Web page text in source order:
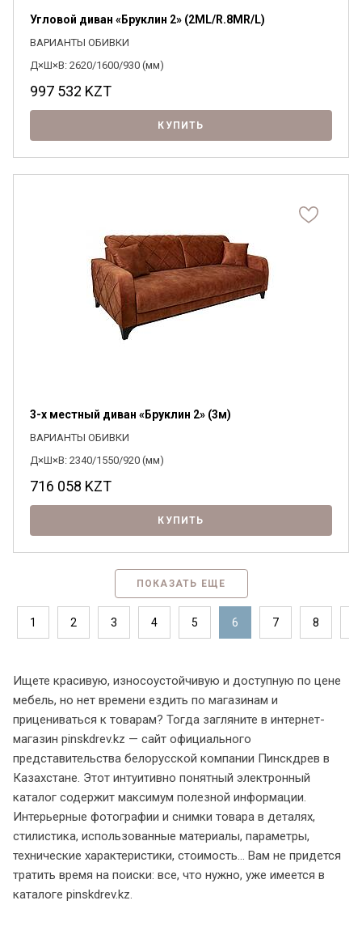
Угловой диван «Бруклин 2» (2ML/R.8MR/L)
ВАРИАНТЫ ОБИВКИ
Д×Ш×В: 2620/1600/930 (мм)
997 532 KZT
КУПИТЬ
3-х местный диван «Бруклин 2» (3м)
ВАРИАНТЫ ОБИВКИ
Д×Ш×В: 2340/1550/920 (мм)
716 058 KZT
КУПИТЬ
ПОКАЗАТЬ ЕЩЕ
1 2 3 4 5 6 7 8
Ищете красивую, износоустойчивую и доступную по цене
мебель, но нет времени ездить по магазинам и
прицениваться к товарам? Тогда загляните в интернет-
магазин pinskdrev.kz — сайт официального
представительства белорусской компании Пинскдрев в
Казахстане. Этот интуитивно понятный электронный
каталог содержит максимум полезной информации.
Интерьерные фотографии и снимки товара в деталях,
стилистика, использованные материалы, параметры,
технические характеристики, стоимость... Вам не придется
тратить время на поиски: все, что нужно, уже имеется в
каталоге pinskdrev.kz.